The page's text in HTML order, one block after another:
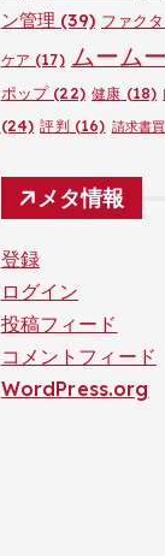
ン管理 (39) ファク
ケア (17) ムーム
ポップ(22) 健康 (18)
(24) 評判 (16) 請求書
メタ情報
登録
ログイン
投稿フィード
コメントフィード
WordPress.org